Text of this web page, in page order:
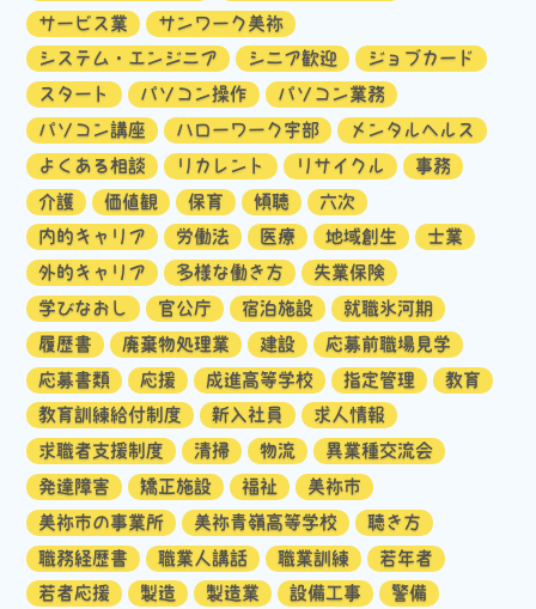
サービス業
サンワーク美祢
システム・エンジニア
シニア歓迎
ジョブカード
スタート
パソコン操作
パソコン業務
パソコン講座
ハローワーク宇部
メンタルヘルス
よくある相談
リカレント リサイクル
事務
介護
価値観 保育 傾聴
六次
内的キャリア
労働法 医療 地域創生
士業
外的キャリア
多様な働き方
失業保険
学びなおし
官公庁 宿泊施設
就職氷河期
履歴書
廃棄物処理業 建設
応募前職場見学
応募書類
応援 成進高等学校 指定管理
教育
教育訓練給付制度
新入社員
求人情報
求職者支援制度
清掃 物流
異業種交流会
発達障害
矯正施設 福祉
美祢市
美祢市の事業所
美祢青嶺高等学校
聴き方
職務経歴書
職業人講話 職業訓練
若年者
若者応援
製造 製造業 設備工事
警備